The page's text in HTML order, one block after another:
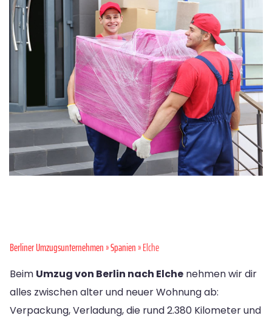
Berliner Umzugsunternehmen»Spanien» Elche
Beim Umzug von Berlin nach Elche nehmen wir dir
alles zwischen alter und neuer Wohnung ab:
Verpackung, Verladung, die rund 2.380 Kilometer und